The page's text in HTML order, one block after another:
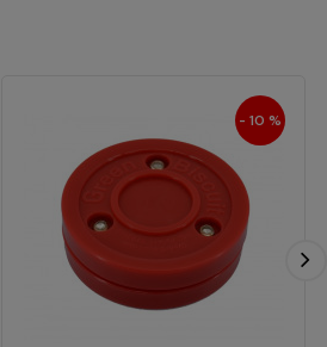
- 10 %